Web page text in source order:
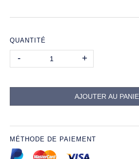
QUANTITÉ
- +
AJOUTER AU
MÉTHODE DE PAIEMENT